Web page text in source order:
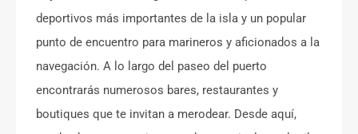
deportivos más importantes de la isla y un popular
punto de encuentro para marineros y aficionados a la
navegación. A lo largo del paseo del puerto
encontrarás numerosos bares, restaurantes y
boutiques que te invitan a merodear. Desde aquí,